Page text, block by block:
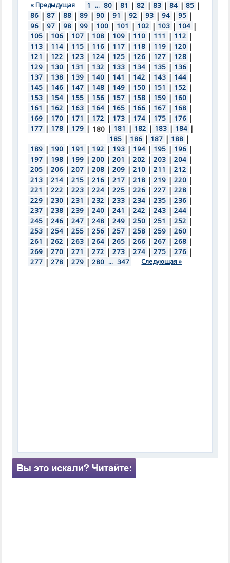
« Предыдущая 1 ... 80 | 81 | 82 | 83 | 84 | 85 |
86 | 87 | 88 | 89 | 90 | 91 | 92 | 93 | 94 | 95 |
96 | 97 | 98 | 99 | 100 | 101 | 102 | 103 | 104 |
105 | 106 | 107 | 108 | 109 | 110 | 111 | 112 |
113 | 114 | 115 | 116 | 117 | 118 | 119 | 120 |
121 | 122 | 123 | 124 | 125 | 126 | 127 | 128 |
129 | 130 | 131 | 132 | 133 | 134 | 135 | 136 |
137 | 138 | 139 | 140 | 141 | 142 | 143 | 144 |
145 | 146 | 147 | 148 | 149 | 150 | 151 | 152 |
153 | 154 | 155 | 156 | 157 | 158 | 159 | 160 |
161 | 162 | 163 | 164 | 165 | 166 | 167 | 168 |
169 | 170 | 171 | 172 | 173 | 174 | 175 | 176 |
177 | 178 | 179 | 180 | 181 | 182 | 183 | 184 |
185 | 186 | 187 | 188 |
189 | 190 | 191 | 192 | 193 | 194 | 195 | 196 |
197 | 198 | 199 | 200 | 201 | 202 | 203 | 204 |
205 | 206 | 207 | 208 | 209 | 210 | 211 | 212 |
213 | 214 | 215 | 216 | 217 | 218 | 219 | 220 |
221 | 222 | 223 | 224 | 225 | 226 | 227 | 228 |
229 | 230 | 231 | 232 | 233 | 234 | 235 | 236 |
237 | 238 | 239 | 240 | 241 | 242 | 243 | 244 |
245 | 246 | 247 | 248 | 249 | 250 | 251 | 252 |
253 | 254 | 255 | 256 | 257 | 258 | 259 | 260 |
261 | 262 | 263 | 264 | 265 | 266 | 267 | 268 |
269 | 270 | 271 | 272 | 273 | 274 | 275 | 276 |
277 | 278 | 279 | 280 ... 347 Следующая »